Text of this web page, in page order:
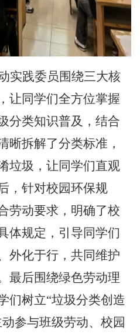
实践委员围绕三大核
让同学们全方位掌握
分类知识普及，结合
晰拆解了分类标准，
垃圾，让同学们直观
，针对校园环保规
劳动要求，明确了校
体规定，引导同学们
外化于行，共同维护
最后围绕绿色劳动理
们树立“垃圾分类创造
参与班级劳动、校园